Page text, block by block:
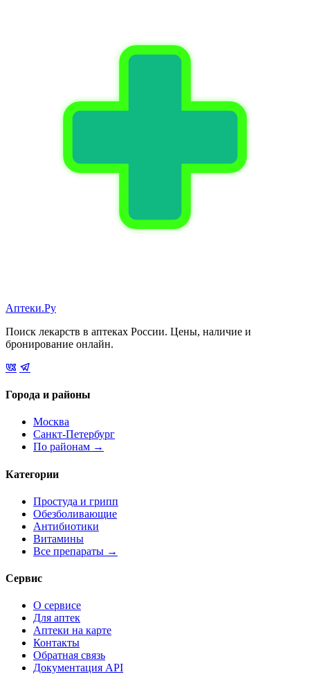
Аптеки.Ру
Поиск лекарств в аптеках России. Цены, наличие и
бронирование онлайн.
Города и районы
Москва
Санкт-Петербург
По районам →
Категории
Простуда и грипп
Обезболивающие
Антибиотики
Витамины
Все препараты →
Сервис
О сервисе
Для аптек
Аптеки на карте
Контакты
Обратная связь
Документация API